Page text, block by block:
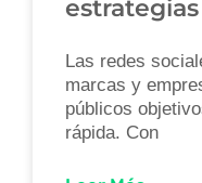
Las redes
marcas y
públicos
rápida. Con